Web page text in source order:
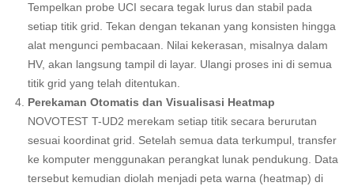
Tempelkan probe UCI secara tegak lurus dan stabil pada
setiap titik grid. Tekan dengan tekanan yang konsisten hingga
alat mengunci pembacaan. Nilai kekerasan, misalnya dalam
HV, akan langsung tampil di layar. Ulangi proses ini di semua
titik grid yang telah ditentukan.
Perekaman Otomatis dan Visualisasi Heatmap
NOVOTEST T-UD2 merekam setiap titik secara berurutan
sesuai koordinat grid. Setelah semua data terkumpul, transfer
ke komputer menggunakan perangkat lunak pendukung. Data
tersebut kemudian diolah menjadi peta warna (heatmap) di